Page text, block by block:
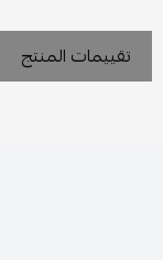
تقييمات المنتج